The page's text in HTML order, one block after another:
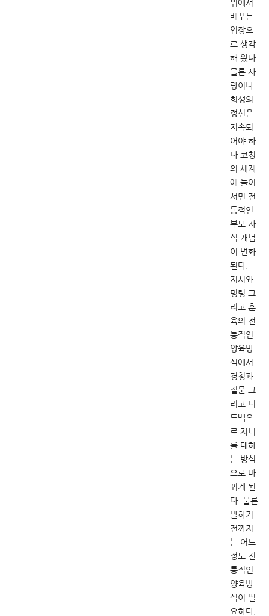
위에서
베푸는
입장으
로 생각
해 왔다.
물론 사
랑이나
희생의
정신은
지속되
어야 하
나 코칭
의 세계
에 들어
서면 전
통적인
부모 자
식 개념
이 변화
된다.
지시와
명령 그
리고 훈
육의 전
통적인
양육방
식에서
경청과
질문 그
리고 피
드백으
로 자녀
를 대하
는 방식
으로 바
뀌게 된
다. 물론
말하기
전까지
는 어느
정도 전
통적인
양육방
식이 필
요하다.